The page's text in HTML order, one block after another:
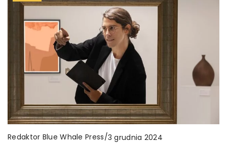
Redaktor Blue Whale Press/3 grudnia 2024